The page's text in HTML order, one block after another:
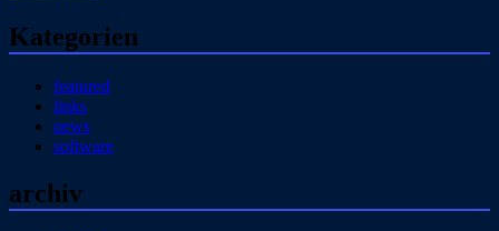
Kategorien
featured
links
news
software
archiv